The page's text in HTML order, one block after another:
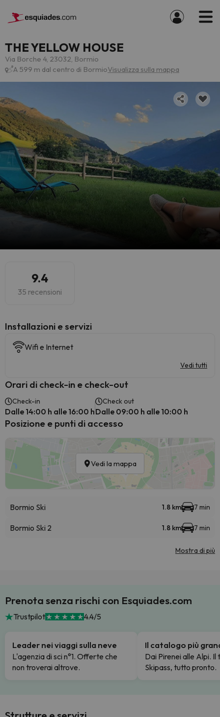
THE YELLOW HOUSE
Via Borche 4, 23032, Bormio
A 599 m dal centro di BormioVisualizza sulla mappa
9.4
35 recensioni
Installazioni e servizi
Wifi e Internet
Vedi tutti
Orari di check-in e check-out
Check-in
Dalle 14:00 h alle 16:00 h
Check out
Dalle 09:00 h alle 10:00 h
Posizione e punti di accesso
Vedi la mappa
Bormio Ski 1.8 km 7 min
Bormio Ski 2 1.8 km 7 min
Mostra di più
Prenota senza rischi con Esquiades.com
Trustpilot 4.4/5
Leader nei viaggi sulla neve
L'agenzia di sci n°1. Offerte che
non troverai altrove.
Il catalogo più
Dai Pirenei alle Alpi. Il
Skipass, tutto pronto.